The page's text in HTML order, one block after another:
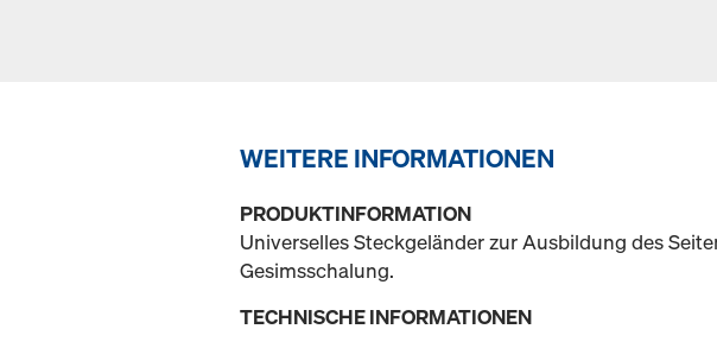
WEITERE INFORMATIONEN
PRODUKTINFORMATION
Universelles Steckgeländer zur Ausbildung des
Gesimsschalung.
TECHNISCHE INFORMATIONEN